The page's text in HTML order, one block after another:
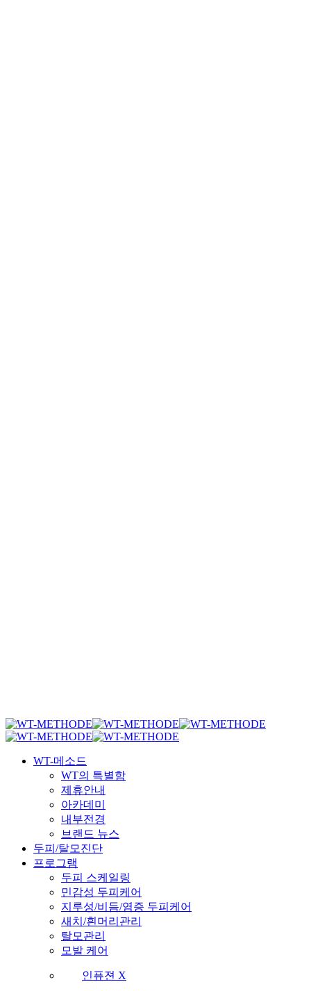
Menu
WT-메소드
WT의 특별함
제휴안내
아카데미
내부전경
브랜드 뉴스
두피/탈모진단
프로그램
두피 스케일링
민감성 두피케어
지루성/비듬/염증 두피케어
새치/흰머리관리
탈모관리
모발 케어
인퓨젼 X